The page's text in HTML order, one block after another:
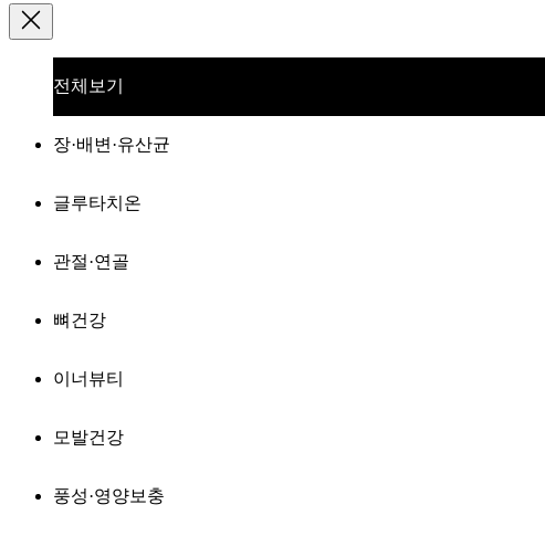
전체보기
장·배변·유산균
글루타치온
관절·연골
뼈건강
이너뷰티
모발건강
풍성·영양보충